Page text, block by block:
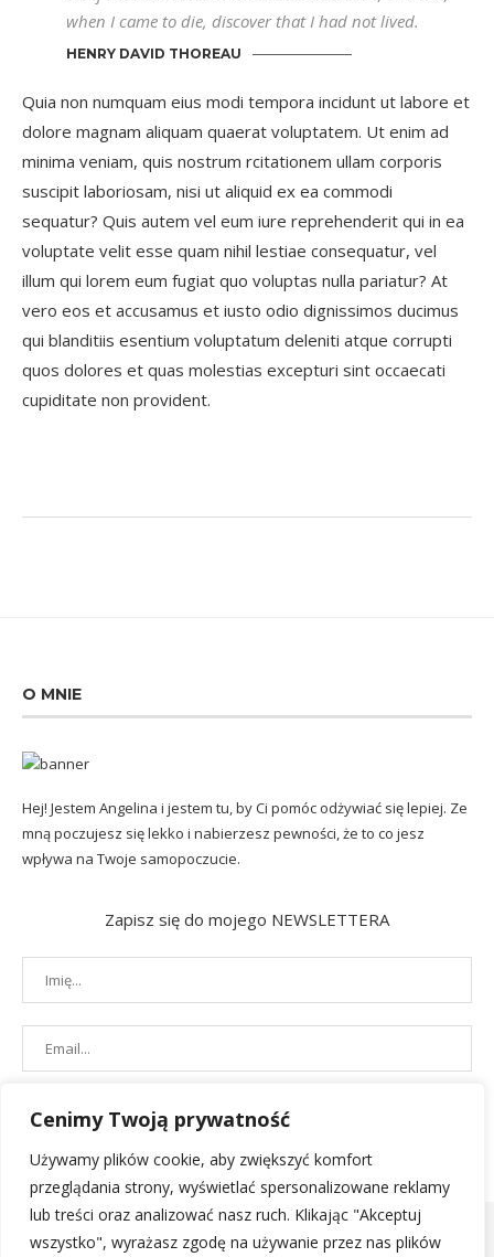
Cenimy Twoją prywatność
Używamy plików cookie, aby zwiększyć komfort
przeglądania strony, wyświetlać spersonalizowane reklamy
lub treści oraz analizować nasz ruch. Klikając "Akceptuj
wszystko", wyrażasz zgodę na używanie przez nas plików
when I came to die, discover that I had not lived.
HENRY DAVID THOREAU
Quia non numquam eius modi tempora incidunt ut labore et
dolore magnam aliquam quaerat voluptatem. Ut enim ad
minima veniam, quis nostrum rcitationem ullam corporis
suscipit laboriosam, nisi ut aliquid ex ea commodi
sequatur? Quis autem vel eum iure reprehenderit qui in ea
voluptate velit esse quam nihil lestiae consequatur, vel
illum qui lorem eum fugiat quo voluptas nulla pariatur? At
vero eos et accusamus et iusto odio dignissimos ducimus
qui blanditiis esentium voluptatum deleniti atque corrupti
quos dolores et quas molestias excepturi sint occaecati
cupiditate non provident.
O MNIE
Hej! Jestem Angelina i jestem tu, by Ci pomóc odżywiać się lepiej. Ze
mną poczujesz się lekko i nabierzesz pewności, że to co jesz
wpływa na Twoje samopoczucie.
Zapisz się do mojego NEWSLETTERA